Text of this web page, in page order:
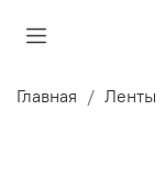
Главная Ленты